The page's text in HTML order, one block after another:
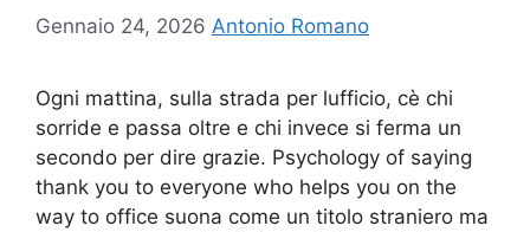
Gennaio 24, 2026 Antonio Romano
Ogni mattina, sulla strada per lufficio, cè chi
sorride e passa oltre e chi invece si ferma un
secondo per dire grazie. Psychology of saying
thank you to everyone who helps you on the
way to office suona come un titolo straniero ma